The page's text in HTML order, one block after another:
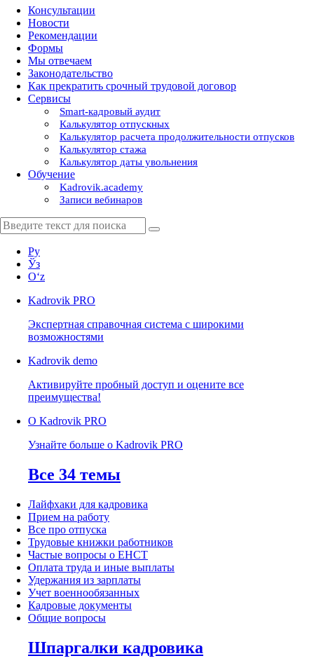
Консультации
Новости
Рекомендации
Формы
Мы отвечаем
Законодательство
Как прекратить срочный трудовой договор
Сервисы
Smart-кадровый аудит
Калькулятор отпускных
Калькулятор расчета продолжительности отпусков
Калькулятор стажа
Калькулятор даты увольнения
Обучение
Kadrovik.academy
Записи вебинаров
Ру
Ўз
Oʻz
Kadrovik PRO
Экспертная справочная система с широкими
возможностями
Kadrovik demo
Активируйте пробный доступ и оцените все
преимущества!
О Kadrovik PRO
Узнайте больше о Kadrovik PRO
Все 34 темы
Лайфхаки для кадровика
Прием на работу
Все про отпуска
Трудовые книжки работников
Частые вопросы о ЕНСТ
Оплата труда и иные выплаты
Удержания из зарплаты
Учет военнообязанных
Кадровые документы
Общие вопросы
Шпаргалки кадровика